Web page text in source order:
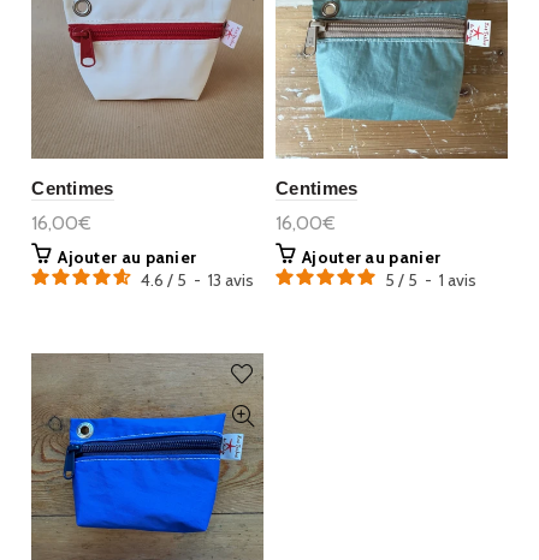
Centimes
16,00€
Ajouter au panier
4.6 / 5 - 13avis
Centimes
16,00€
Ajouter au panier
5 / 5 - 1 avis